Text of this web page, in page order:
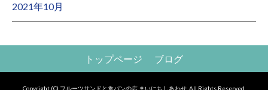
2021年10月
トップページ ブログ
Copyright (C) フルーツサンドと食パンの店 まいにちしあわせ. All Rights Reserved.